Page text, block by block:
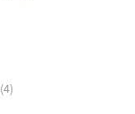
(4)